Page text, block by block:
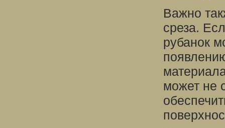
Важно
среза.
рубанок
может не